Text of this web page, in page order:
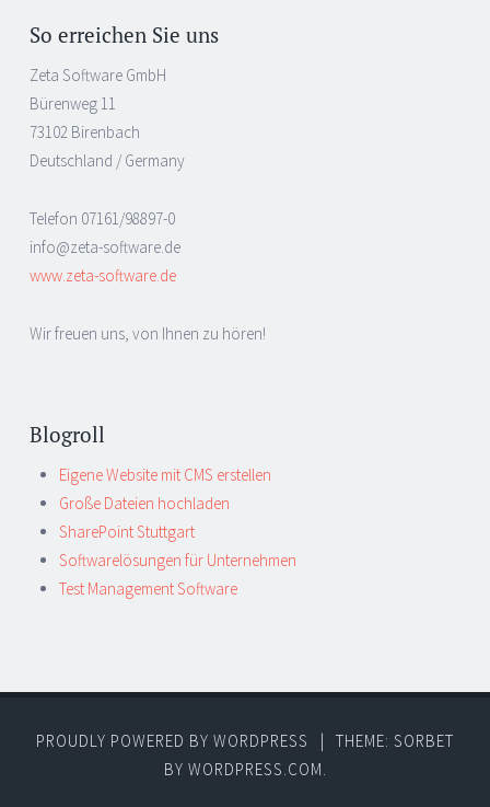
So erreichen Sie uns
Zeta Software GmbH
Bürenweg 11
73102 Birenbach
Deutschland / Germany
Telefon 07161/98897-0
info@zeta-software.de
www.zeta-software.de
Wir freuen uns, von Ihnen zu hören!
Blogroll
Eigene Website mit CMS erstellen
Große Dateien hochladen
SharePoint Stuttgart
Softwarelösungen für Unternehmen
Test Management Software
PROUDLY POWERED BY WORDPRESS |
THEME: SORBET
BY WORDPRESS.COM.